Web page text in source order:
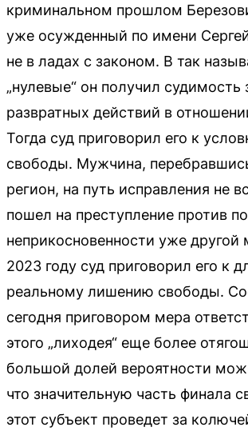
криминальном прошлом
уже осужденный по имени
не в ладах с законом. В так
„нулевые“ он получил судимость
развратных действий в
Тогда суд приговорил его к
свободы. Мужчина,
регион, на путь исправления не
пошел на преступление против
неприкосновенности уже другой
2023 году суд приговорил его к
реальному лишению свободы.
сегодня приговором мера
этого „лиходея“ еще более
большой долей вероятности
что значительную часть финала
этот субъект проведет за